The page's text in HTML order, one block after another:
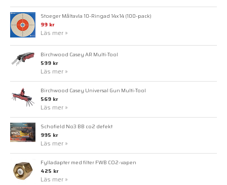
Stoeger Måltavla 10-Ringad 14x14 (100-pack)
99 kr
Läs mer »
Birchwood Casey AR Multi-Tool
599 kr
Läs mer »
Birchwood Casey Universal Gun Multi-Tool
569 kr
Läs mer »
Schofield No3 BB co2 defekt
995 kr
Läs mer »
Fylladapter med filter FWB CO2-vapen
425 kr
Läs mer »